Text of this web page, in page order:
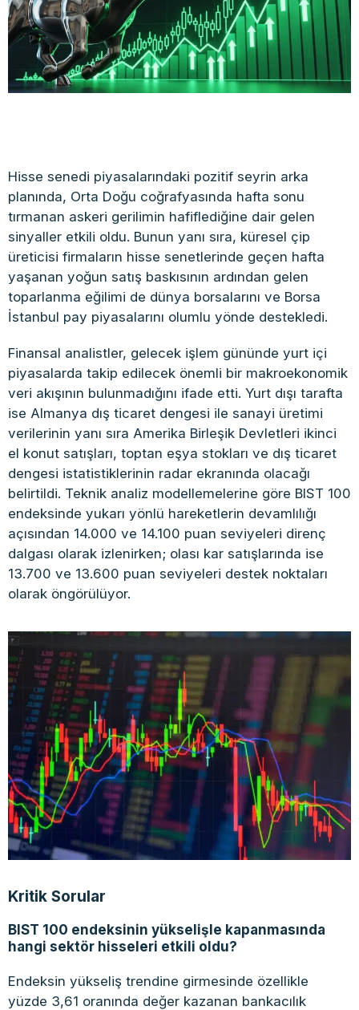
Hisse senedi piyasalarındaki pozitif seyrin arka
planında, Orta Doğu coğrafyasında hafta sonu
tırmanan askeri gerilimin hafiflediğine dair gelen
sinyaller etkili oldu. Bunun yanı sıra, küresel çip
üreticisi firmaların hisse senetlerinde geçen hafta
yaşanan yoğun satış baskısının ardından gelen
toparlanma eğilimi de dünya borsalarını ve Borsa
İstanbul pay piyasalarını olumlu yönde destekledi.
Finansal analistler, gelecek işlem gününde yurt içi
piyasalarda takip edilecek önemli bir makroekonomik
veri akışının bulunmadığını ifade etti. Yurt dışı tarafta
ise Almanya dış ticaret dengesi ile sanayi üretimi
verilerinin yanı sıra Amerika Birleşik Devletleri ikinci
el konut satışları, toptan eşya stokları ve dış ticaret
dengesi istatistiklerinin radar ekranında olacağı
belirtildi. Teknik analiz modellemelerine göre BIST 100
endeksinde yukarı yönlü hareketlerin devamlılığı
açısından 14.000 ve 14.100 puan seviyeleri direnç
dalgası olarak izlenirken; olası kar satışlarında ise
13.700 ve 13.600 puan seviyeleri destek noktaları
olarak öngörülüyor.
Kritik Sorular
BIST 100 endeksinin yükselişle kapanmasında
hangi sektör hisseleri etkili oldu?
Endeksin yükseliş trendine girmesinde özellikle
yüzde 3,61 oranında değer kazanan bankacılık